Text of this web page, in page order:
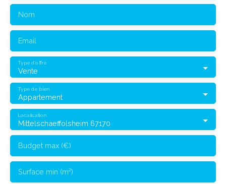
Nom
Email
Vente
Type d'offre
Appartement
Type de bien
Mittelschaeffolsheim 67170
Localisation
Budget max (€)
Surface min (m²)